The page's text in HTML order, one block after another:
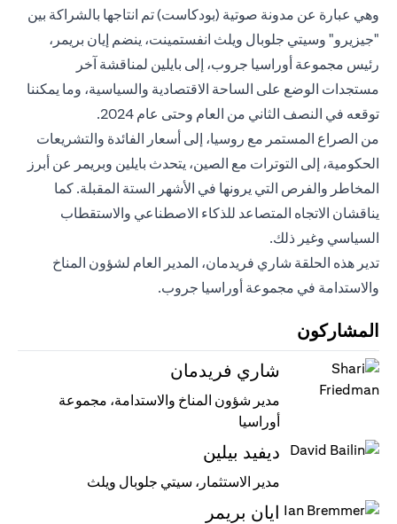
وهي عبارة عن مدونة صوتية (بودكاست) تم انتاجها بالشراكة بين
"جيزيرو" وسيتي جلوبال ويلث انفستمينت، ينضم إيان بريمر،
رئيس مجموعة أوراسيا جروب، إلى بايلين لمناقشة آخر
مستجدات الوضع على الساحة الاقتصادية والسياسية، وما يمكننا
توقعه في النصف الثاني من العام وحتى عام 2024.
من الصراع المستمر مع روسيا، إلى أسعار الفائدة والتشريعات
الحكومية، إلى التوترات مع الصين، يتحدث بايلين وبريمر عن أبرز
المخاطر والفرص التي يرونها في الأشهر الستة المقبلة. كما
يناقشان الاتجاه المتصاعد للذكاء الاصطناعي والاستقطاب
السياسي وغير ذلك.
تدير هذه الحلقة شاري فريدمان، المدير العام لشؤون المناخ
والاستدامة في مجموعة أوراسيا جروب.
المشاركون
شاري فريدمان
مدير شؤون المناخ والاستدامة، مجموعة
أوراسيا
ديفيد بيلين
مدير الاستثمار، سيتي جلوبال ويلث
ايان بريمر